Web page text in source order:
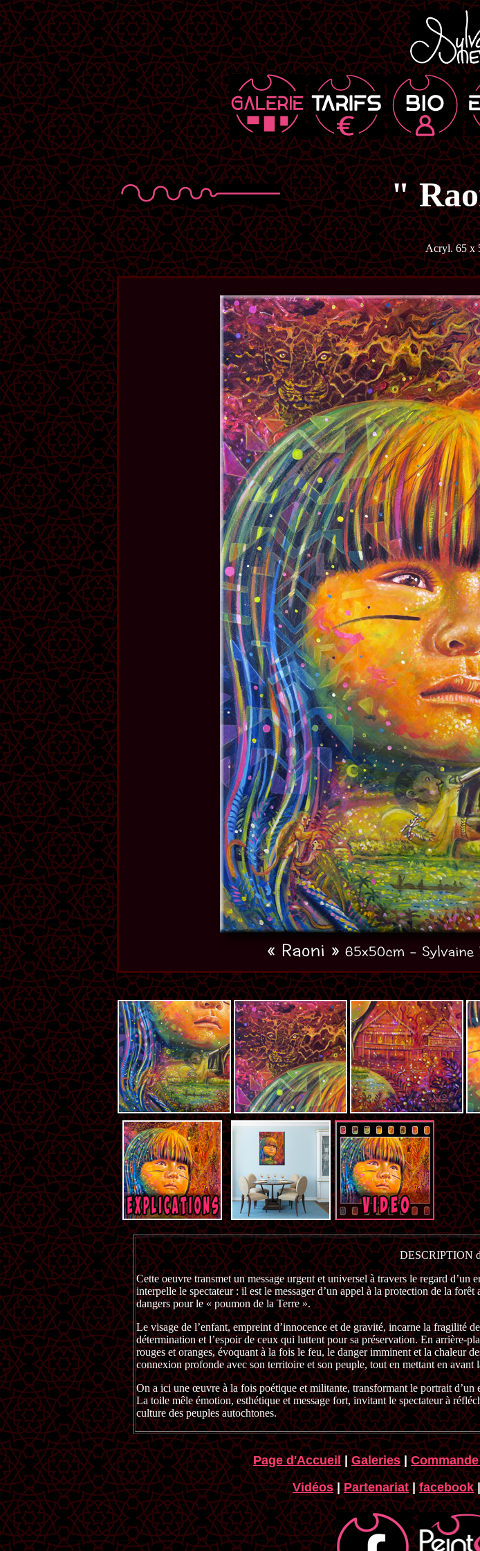
"
Acryl. 65 x
DESCRIPTION
Cette oeuvre transmet un message urgent et universel à travers le regard
interpelle le spectateur : il est le messager d’un appel à la protection de la
dangers pour le « poumon de la Terre ».
Le visage de l’enfant, empreint d’innocence et de gravité, incarne la fragilité
détermination et l’espoir de ceux qui luttent pour sa préservation. En arrière-
rouges et oranges, évoquant à la fois le feu, le danger imminent et la chaleur
connexion profonde avec son territoire et son peuple, tout en mettant en avant
On a ici une œuvre à la fois poétique et militante, transformant le portrait
La toile mêle émotion, esthétique et message fort, invitant le spectateur à
culture des peuples autochtones.
Page d'Accueil|Galeries|
Vidéos|Partenariat|facebook